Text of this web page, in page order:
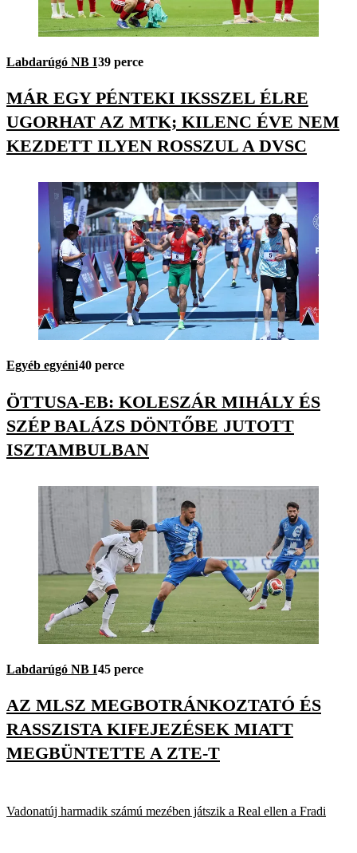
Labdarúgó NB I39 perce
MÁR EGY PÉNTEKI IKSSZEL ÉLRE
UGORHAT AZ MTK; KILENC ÉVE NEM
KEZDETT ILYEN ROSSZUL A DVSC
Egyéb egyéni40 perce
ÖTTUSA-EB: KOLESZÁR MIHÁLY ÉS
SZÉP BALÁZS DÖNTŐBE JUTOTT
ISZTAMBULBAN
Labdarúgó NB I45 perce
AZ MLSZ MEGBOTRÁNKOZTATÓ ÉS
RASSZISTA KIFEJEZÉSEK MIATT
MEGBÜNTETTE A ZTE-T
Vadonatúj harmadik számú mezében játszik a Real ellen a Fradi